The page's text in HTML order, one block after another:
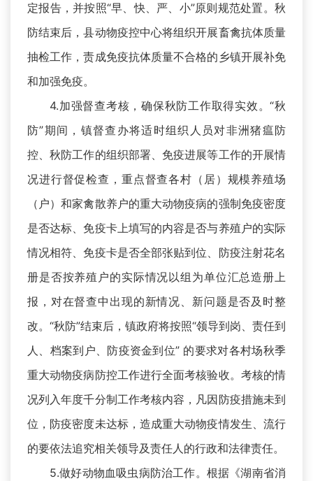
定报告，并按照“早、快、严、小”原则规范处置。秋
防结束后，县动物疫控中心将组织开展畜禽抗体质量
抽检工作，责成免疫抗体质量不合格的乡镇开展补免
和加强免疫。
4.加强督查考核，确保秋防工作取得实效。“秋
防”期间，镇督查办将适时组织人员对非洲猪瘟防
控、秋防工作的组织部署、免疫进展等工作的开展情
况进行督促检查，重点督查各村（居）规模养殖场
（户）和家禽散养户的重大动物疫病的强制免疫密度
是否达标、免疫卡上填写的内容是否与养殖户的实际
情况相符、免疫卡是否全部张贴到位、防疫注射花名
册是否按养殖户的实际情况以组为单位汇总造册上
报，对在督查中出现的新情况、新问题是否及时整
改。“秋防”结束后，镇政府将按照“领导到岗、责任到
人、档案到户、防疫资金到位” 的要求对各村场秋季
重大动物疫病防控工作进行全面考核验收。考核的情
况列入年度千分制工作考核内容，凡因防疫措施未到
位，防疫密度未达标，造成重大动物疫情发生、流行
的要依法追究相关领导及责任人的行政和法律责任。
5.做好动物血吸虫病防治工作。根据《湖南省消